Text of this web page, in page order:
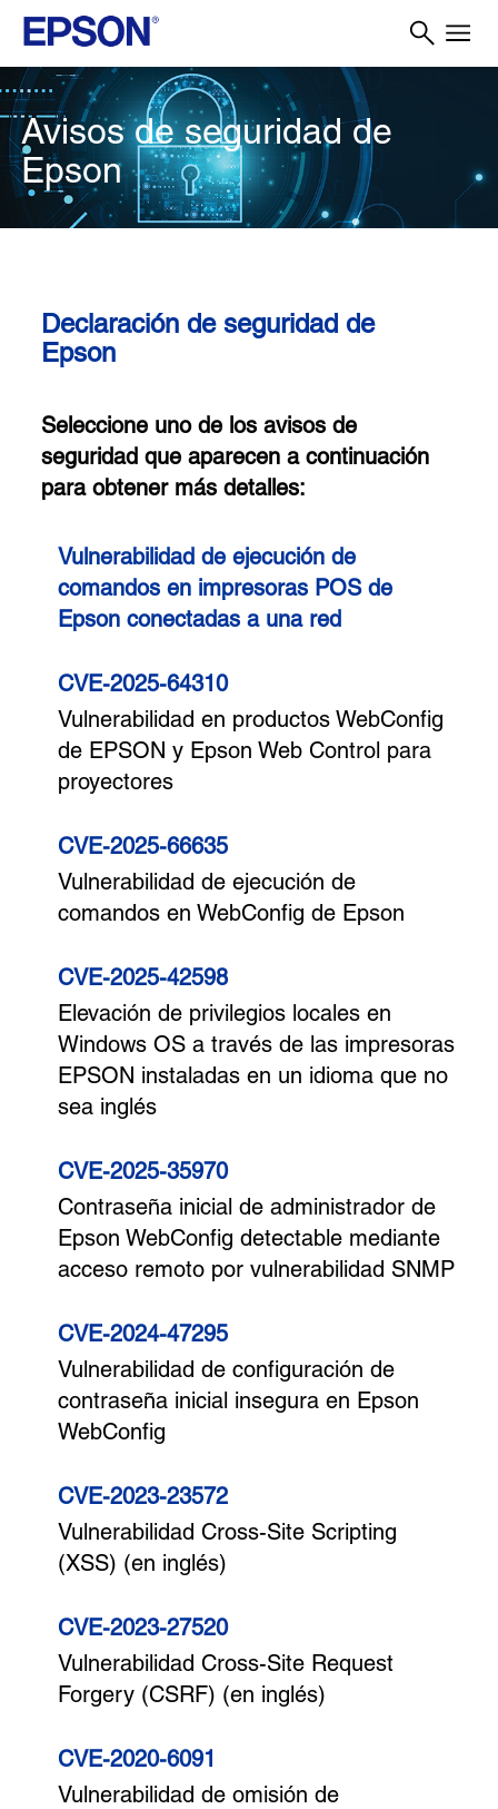
Avisos de seguridad de
Epson
Declaración de seguridad de
Epson
Seleccione uno de los avisos de
seguridad que aparecen a continuación
para obtener más detalles:
Vulnerabilidad de ejecución de
comandos en impresoras POS de
Epson conectadas a una red
CVE-2025-64310
Vulnerabilidad en productos WebConfig
de EPSON y Epson Web Control para
proyectores
CVE-2025-66635
Vulnerabilidad de ejecución de
comandos en WebConfig de Epson
CVE-2025-42598
Elevación de privilegios locales en
Windows OS a través de las impresoras
EPSON instaladas en un idioma que no
sea inglés
CVE-2025-35970
Contraseña inicial de administrador de
Epson WebConfig detectable mediante
acceso remoto por vulnerabilidad SNMP
CVE-2024-47295
Vulnerabilidad de configuración de
contraseña inicial insegura en Epson
WebConfig
CVE-2023-23572
Vulnerabilidad Cross-Site Scripting
(XSS) (en inglés)
CVE-2023-27520
Vulnerabilidad Cross-Site Request
Forgery (CSRF) (en inglés)
CVE-2020-6091
Vulnerabilidad de omisión de